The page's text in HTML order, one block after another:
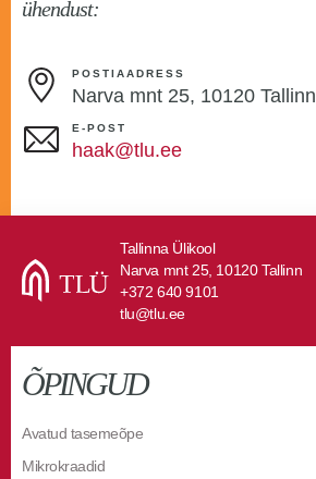
ühendust:
POSTIAADRESS
Narva mnt 25, 10120 Tallinn
E-POST
haak@tlu.ee
Tallinna Ülikool
Narva mnt 25, 10120 Tallinn
+372 640 9101
tlu@tlu.ee
ÕPINGUD
Avatud tasemeõpe
Mikrokraadid